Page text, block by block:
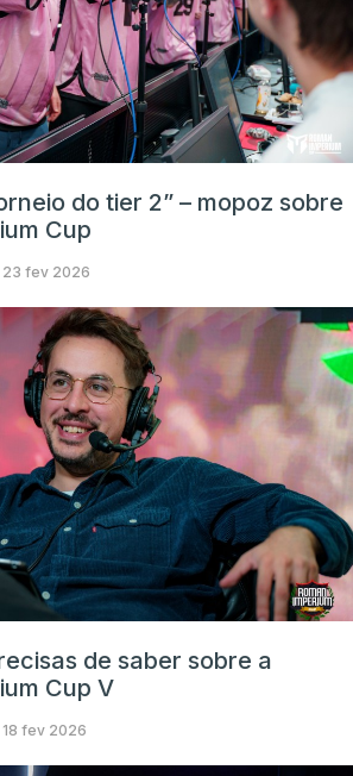
do tier 2” – mopoz sobre
Cup
23 fev 2026
de saber sobre a
Cup V
18 fev 2026